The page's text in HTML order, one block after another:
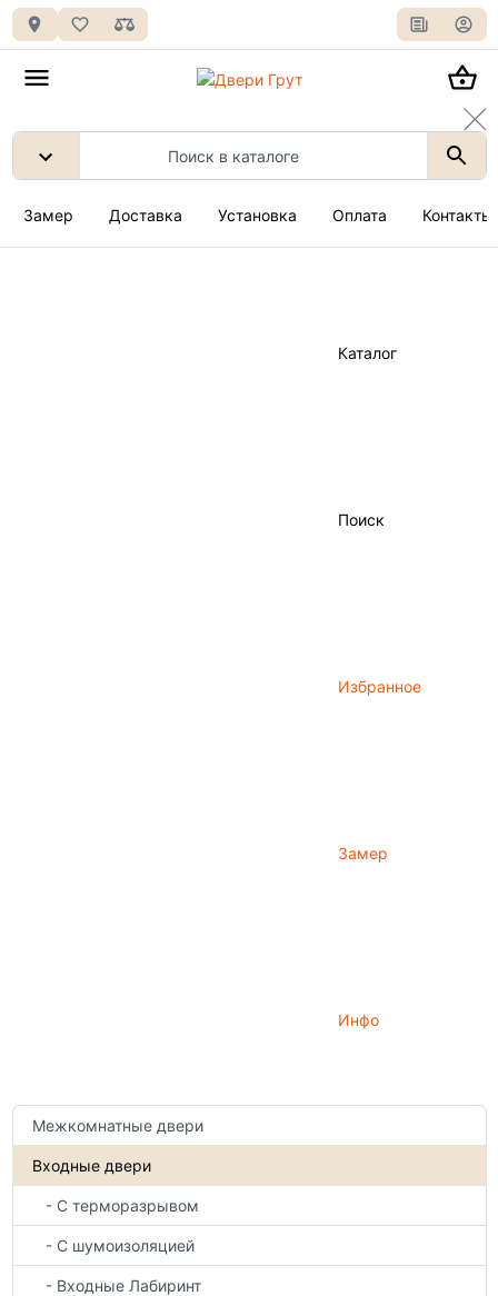
Замер Доставка Установка Оплата Контакты
Каталог
Поиск
Избранное
Замер
Инфо
Межкомнатные двери
Входные двери
- С терморазрывом
- С шумоизоляцией
- Входные Лабиринт